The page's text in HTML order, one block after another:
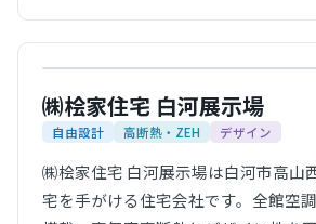
公式サイト
㈱桧家住宅 白河展示場
自由設計 高断熱・ZEH デザイン
㈱桧家住宅 白河展示場は白河市高山
宅を手がける住宅会社です。全館空